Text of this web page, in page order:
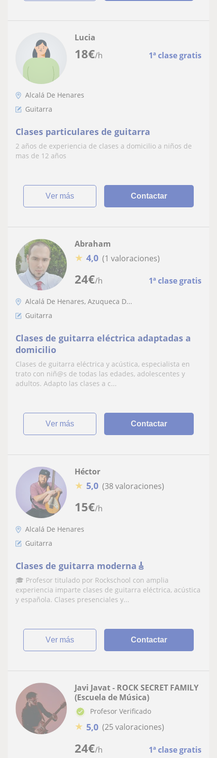
18€/h 1ª clase gratis
Lucia
Alcalá De Henares
Guitarra
Clases particulares de guitarra
2 años de experiencia de clases a domicilio a niños de
mas de 12 años
ver más Contactar
24€/h 1ª clase gratis
Abraham
★ 4,0 (1 valoraciones)
Alcalá De Henares, Azuqueca D...
Guitarra
Clases de guitarra eléctrica adaptadas a
domicilio
Clases de guitarra eléctrica y acústica, especialista en
trato con niñ@s de todas las edades, adolescentes y
adultos. Adapto las clases a c...
ver más Contactar
15€/h
Héctor
★ 5,0 (38 valoraciones)
Alcalá De Henares
Guitarra
Clases de guitarra moderna🎸
🎓 Profesor titulado por Rockschool con amplia
experiencia imparte clases de guitarra eléctrica, acústica
y española. Clases presenciales y...
ver más Contactar
24€/h 1ª clase gratis
Javi Javat - ROCK SECRET FAMILY
(Escuela de Música)
Profesor Verificado
★ 5,0 (25 valoraciones)